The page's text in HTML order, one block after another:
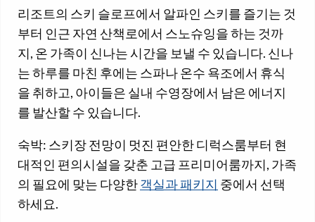
리조트의 스키 슬로프에서 알파인 스키를 즐기는 것
부터 인근 자연 산책로에서 스노슈잉을 하는 것까
지, 온 가족이 신나는 시간을 보낼 수 있습니다. 신나
는 하루를 마친 후에는 스파나 온수 욕조에서 휴식
을 취하고, 아이들은 실내 수영장에서 남은 에너지
를 발산할 수 있습니다.
숙박: 스키장 전망이 멋진 편안한 디럭스룸부터 현
대적인 편의시설을 갖춘 고급 프리미어룸까지, 가족
의 필요에 맞는 다양한객실과 패키지 중에서 선택
하세요.